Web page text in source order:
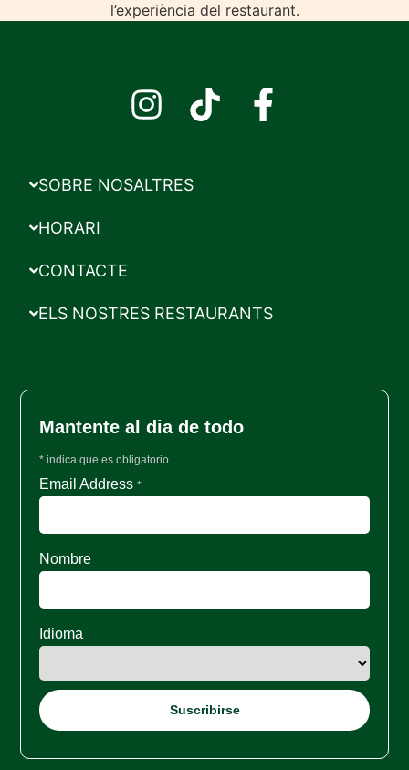
SOBRE NOSALTRES
HORARI
CONTACTE
ELS NOSTRES RESTAURANTS
Mantente al dia de todo
* indica que es obligatorio
Email Address*
Nombre
Idioma